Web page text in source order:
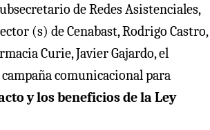
de Redes Asistenciales,
(s) de Cenabast, Rodrigo Castro,
Curie, Javier Gajardo, el
comunicacional para
y los beneficios de la Ley